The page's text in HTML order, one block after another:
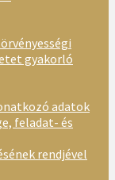
gyakorló
adatok
feladat- és
rendjével